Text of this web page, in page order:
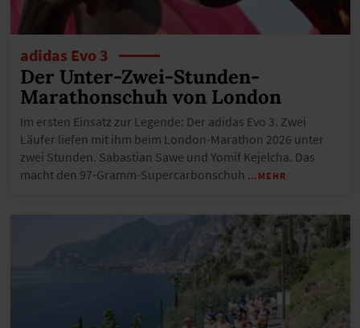
adidas Evo 3
Der Unter-Zwei-Stunden-
Marathonschuh von London
Im ersten Einsatz zur Legende: Der adidas Evo 3. Zwei
Läufer liefen mit ihm beim London-Marathon 2026 unter
zwei Stunden. Sabastian Sawe und Yomif Kejelcha. Das
macht den 97-Gramm-Supercarbonschuh …MEHR